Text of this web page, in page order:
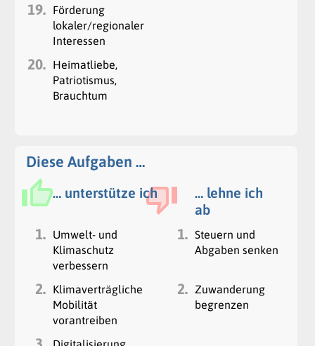
19.
Förderung
lokaler/regionaler
Interessen
20.
Heimatliebe,
Patriotismus,
Brauchtum
Diese Aufgaben …
… unterstütze ich
… lehne ich
ab
1.
Umwelt- und
Klimaschutz
verbessern
1. Steuern und
Abgaben senken
2.
Klimaverträgliche
Mobilität
vorantreiben
2. Zuwanderung
begrenzen